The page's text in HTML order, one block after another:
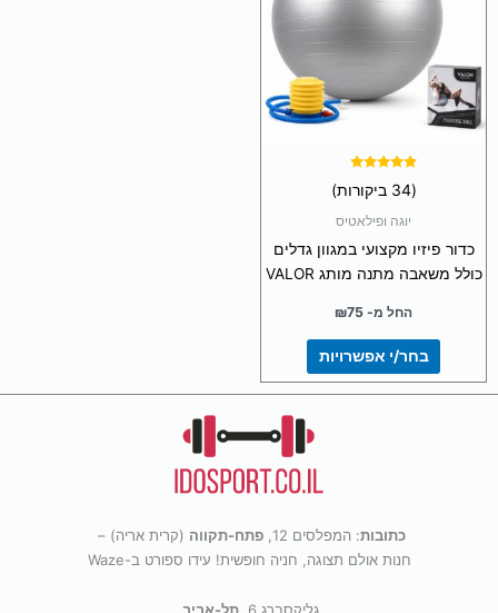
4.97
(34 ביקורות)
יוגה ופילאטיס
כדור פיזיו מקצועי במגוון גדלים
כולל משאבה מתנה מותג VALOR
החל מ- ₪75
בחר/י אפשרויות
את
האפשרויות
כתובות: המפלסים 12, פתח-תקווה (קרית אריה) –
חנות אולם תצוגה, חניה חופשית! עידו ספורט ב-Waze
משלוח חינם ומהיר עד הבית!